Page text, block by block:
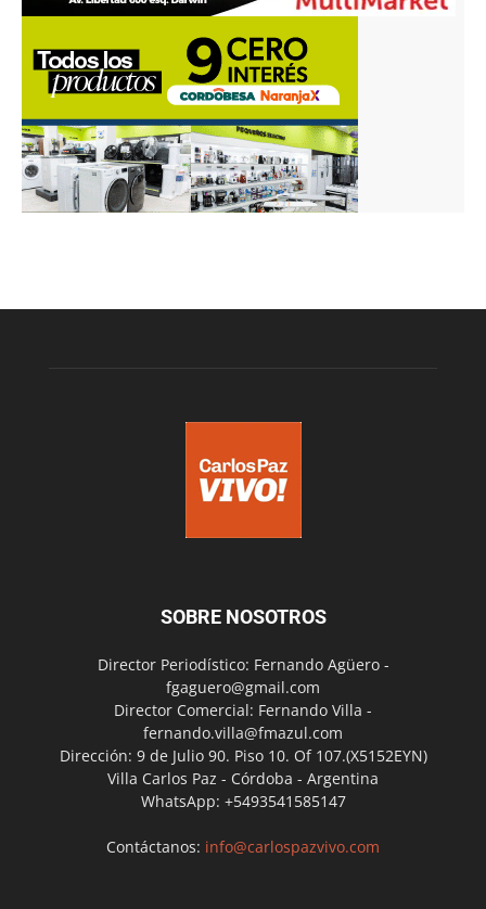
SOBRE NOSOTROS
Director Periodístico: Fernando Agüero -
fgaguero@gmail.com
Director Comercial: Fernando Villa -
fernando.villa@fmazul.com
Dirección: 9 de Julio 90. Piso 10. Of 107.(X5152EYN)
Villa Carlos Paz - Córdoba - Argentina
WhatsApp: +5493541585147
Contáctanos: info@carlospazvivo.com